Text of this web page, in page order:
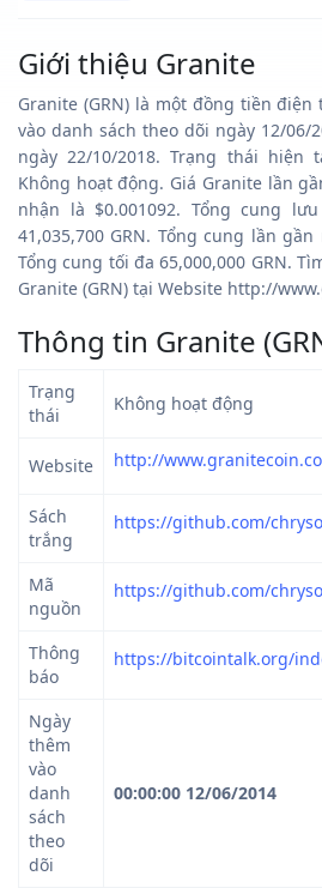
Giới thiệu Granite
Granite (GRN) là một đồng tiền
vào danh sách theo dõi ngày 12/06/
ngày 22/10/2018. Trạng thái hiện
Không hoạt động. Giá Granite lần
nhận là $0.001092. Tổng cung
41,035,700 GRN. Tổng cung lần gần
Tổng cung tối đa 65,000,000 GRN.
Granite (GRN) tại Website http://
Thông tin Granite
Trạng
thái
Không hoạt động
Website http://
Sách
trắng
https://github.com/
Mã
nguồn
https://github.com/
Thông
báo
https://bitcointalk.org/
Ngày
thêm
vào
danh
sách
theo
dõi
00:00:00 12/06/2014